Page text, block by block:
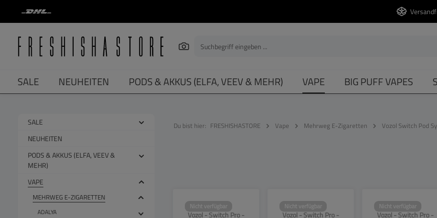
Zur Hauptnavigation springen
SALE NEUHEITEN PODS & AKKUS (ELFA, VEEV & MEHR) VAPE BIG PUFF VAPES
SALE
NEUHEITEN
PODS & AKKUS (ELFA, VEEV &
MEHR)
VAPE
MEHRWEG E-ZIGARETTEN
ADALYA
Du bist hier: FRESHISHASTORE Vape Mehrweg E-Zigaretten Vozol Switch Pod
Nicht verfügbar
SW13967
Vozol - Switch Pro -
Nicht verfügbar
SW13968
Vozol - Switch Pro -
Nicht verfügbar
SW13969
Vozol - Switch Pro -